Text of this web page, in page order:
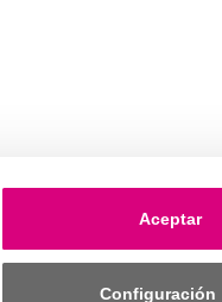
Aceptar
Configuración